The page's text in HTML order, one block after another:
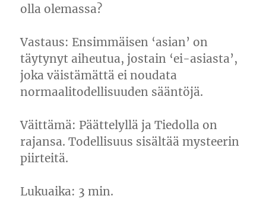
olla olemassa?
Vastaus: Ensimmäisen ‘asian’ on
täytynyt aiheutua, jostain ‘ei-asiasta’,
joka väistämättä ei noudata
normaalitodellisuuden sääntöjä.
Väittämä: Päättelyllä ja Tiedolla on
rajansa. Todellisuus sisältää mysteerin
piirteitä.
Lukuaika: 3 min.